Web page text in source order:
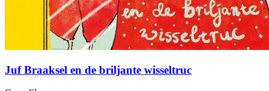
Juf Braaksel en de briljante wisseltruc